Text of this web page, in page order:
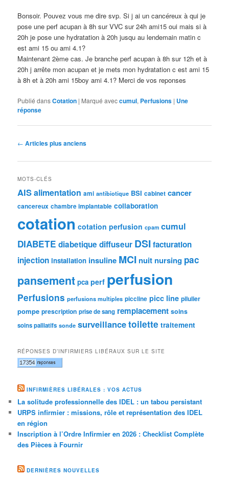
Bonsoir. Pouvez vous me dire svp. Si j ai un cancéreux à qui je
pose une perf acupan à 8h sur VVC sur 24h ami15 oui mais si à
20h je pose une hydratation à 20h jusqu au lendemain matin c
est ami 15 ou ami 4.1?
Maintenant 2ème cas. Je branche perf acupan à 8h sur 12h et à
20h j arrête mon acupan et je mets mon hydratation c est ami 15
à 8h et à 20h ami 15boy ami 4.1? Merci de vos reponses
Publié dansCotation | Marqué aveccumul, Perfusions | Une
réponse
Navigation
articles
← Articles plus anciens
MOTS-CLÉS
AISalimentation ami antibiotique BSI cabinet cancer
cancereux chambre implantable collaboration
cotation cotation perfusion cpam cumul
DIABETE diabetique diffuseur DSIfacturation
injection installation insuline MCI nuit nursing pac
pansement pca perf perfusion
Perfusions perfusions multiples piccline picc line pilulier
pompe prescription prise de sang remplacement soins
soins palliatifs sonde surveillancetoilette traitement
RÉPONSES D’INFIRMIERS LIBÉRAUX SUR LE SITE
INFIRMIÈRES LIBÉRALES : VOS ACTUS
La solitude professionnelle des IDEL : un tabou persistant
URPS infirmier : missions, rôle et représentation des IDEL
en région
Inscription à l’Ordre Infirmier en 2026 : Checklist Complète
des Pièces à Fournir
DERNIÈRES NOUVELLES